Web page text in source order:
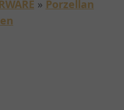
» Porzellan